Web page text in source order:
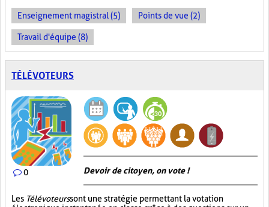
Enseignement magistral (5) Points de vue (2)
Travail d'équipe (8)
TÉLÉVOTEURS
0 Devoir de citoyen, on vote !
Les Télévoteurssont une stratégie permettant la votation